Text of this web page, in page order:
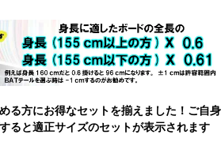
る方にお得なセットを揃えました！ご自身
ると適正サイズのセットが表示されます